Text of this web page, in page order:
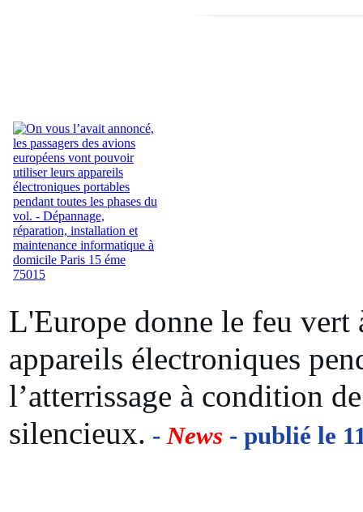
L'Europe donne le feu
appareils électroniques
l’atterrissage à condition
silencieux. - News - publié le